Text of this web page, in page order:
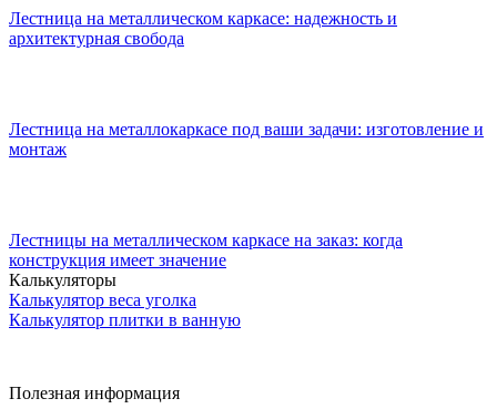
Лестница на металлическом каркасе: надежность и
архитектурная свобода
Лестница на металлокаркасе под ваши задачи: изготовление и
монтаж
Лестницы на металлическом каркасе на заказ: когда
конструкция имеет значение
Калькуляторы
Калькулятор веса уголка
Калькулятор плитки в ванную
Полезная информация